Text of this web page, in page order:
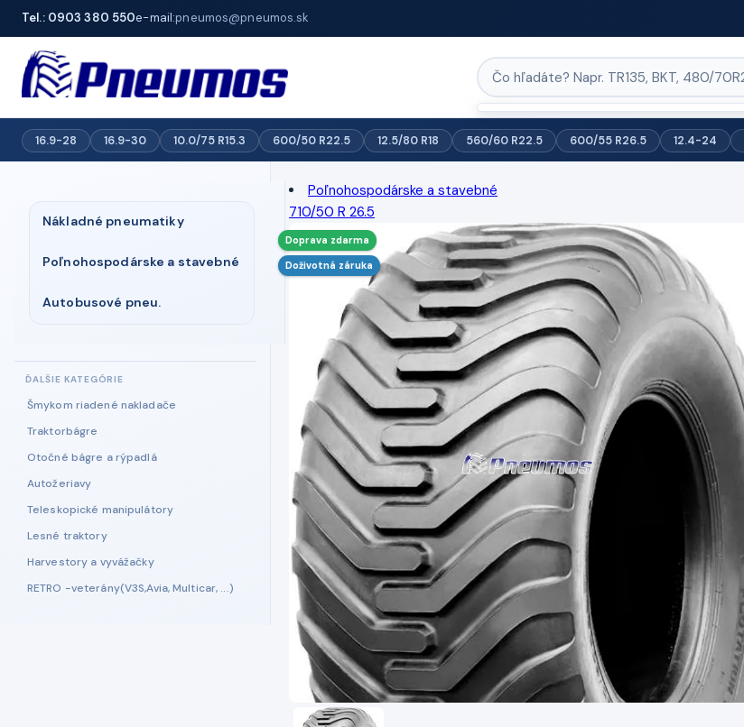
Tel.: 0903 380 550e-mail:pneumos@pneumos.sk
16.9-28 16.9-30 10.0/75 R15.3 600/50 R22.5 12.5/80 R18 560/60 R22.5 600/55 R26.5 12.4-24
Nákladné pneumatiky
Poľnohospodárske a stavebné
Autobusové pneu.
Šmykom riadené nakladače
Traktorbágre
Otočné bágre a rýpadlá
Autožeriavy
Teleskopické manipulátory
Lesné traktory
Harvestory a vyvážačky
RETRO -veterány(V3S,Avia, Multicar, ...)
Poľnohospodárske a stavebné
710/50 R 26.5
Doprava zdarma
Doživotná záruka